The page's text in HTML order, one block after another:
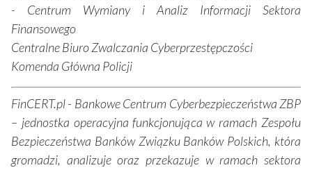
- Centrum Wymiany i Analiz Informacji Sektora
Finansowego
Centralne Biuro Zwalczania Cyberprzestępczości
Komenda Główna Policji
FinCERT.pl - Bankowe Centrum Cyberbezpieczeństwa ZBP
– jednostka operacyjna funkcjonująca w ramach Zespołu
Bezpieczeństwa Banków Związku Banków Polskich, która
gromadzi, analizuje oraz przekazuje w ramach sektora